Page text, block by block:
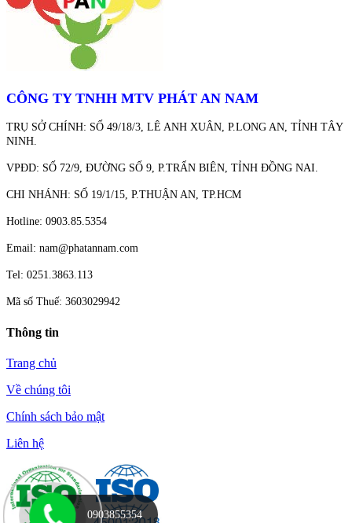
CÔNG TY TNHH MTV PHÁT AN NAM
TRỤ SỞ CHÍNH: SỐ 49/18/3, LÊ ANH XUÂN, P.LONG AN, TỈNH TÂY
NINH.
VPĐD: SỐ 72/9, ĐƯỜNG SỐ 9, P.TRẤN BIÊN, TỈNH ĐỒNG NAI.
CHI NHÁNH: SỐ 19/1/15, P.THUẬN AN, TP.HCM
Hotline: 0903.85.5354
Email: nam@phatannam.com
Tel: 0251.3863.113
Mã số Thuế: 3603029942
Thông tin
Trang chủ
Về chúng tôi
Chính sách bảo mật
Liên hệ
0903855354